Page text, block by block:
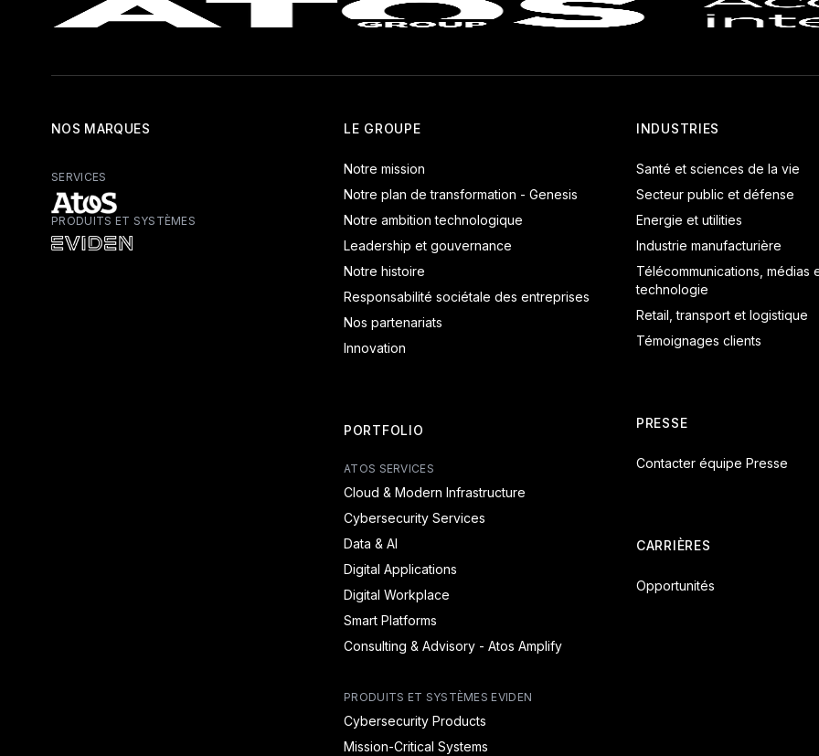
NOS MARQUES
SERVICES
Atos - Services
PRODUITS ET SYSTÈMES
LE GROUPE
Notre mission
Notre plan de transformation - Genesis
Notre ambition technologique
Leadership et gouvernance
Notre histoire
Responsabilité sociétale des entreprises
Nos partenariats
Innovation
PORTFOLIO
ATOS SERVICES
Cloud & Modern Infrastructure
Cybersecurity Services
Data & AI
Digital Applications
Digital Workplace
Smart Platforms
Consulting & Advisory - Atos Amplify
PRODUITS ET SYSTÈMES EVIDEN
Cybersecurity Products
Mission-Critical Systems
INDUSTRIES
Santé et sciences de la vie
Secteur public et défense
Energie et utilities
Industrie manufacturière
Télécommunications, médias
technologie
Retail, transport et logistique
Témoignages clients
PRESSE
Contacter équipe Presse
CARRIÈRES
Opportunités